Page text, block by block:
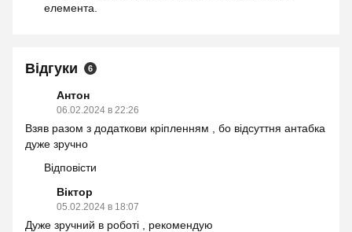
елемента.
Відгуки 6
Антон
06.02.2024 в 22:26
Взяв разом з додаткови кріпленням , бо відсуттня антабка
дуже зручно
Відповісти
Віктор
05.02.2024 в 18:07
Дуже зручний в роботі , рекомендую